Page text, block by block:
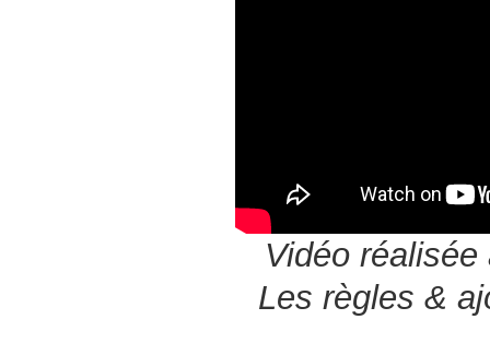
Vidéo réalisée
Les règles &